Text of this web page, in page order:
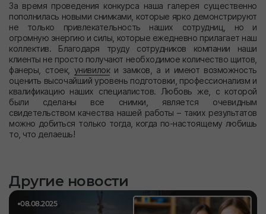
За время проведения конкурса наша галерея существенно
пополнилась новыми снимками, которые ярко демонстрируют
не только привлекательность наших сотрудниц, но и
огромную энергию и силы, которые ежедневно прилагает наш
коллектив. Благодаря труду сотрудников компании наши
клиенты не просто получают необходимое количество щитов,
фанеры, стоек, унивилоки замков, а и имеют возможность
оценить высочайший уровень подготовки, профессионализм и
квалификацию наших специалистов. Любовь же, с которой
были сделаны все снимки, является очевидным
свидетельством качества нашей работы – таких результатов
можно добиться только тогда, когда по-настоящему любишь
то, что делаешь!
Другие новости
08.08.2025